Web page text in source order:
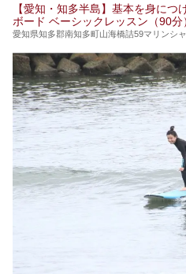
【愛知・知多半島】基本を身につ
ボード ベーシックレッスン（90分
愛知県知多郡南知多町山海橋詰59マリンシ